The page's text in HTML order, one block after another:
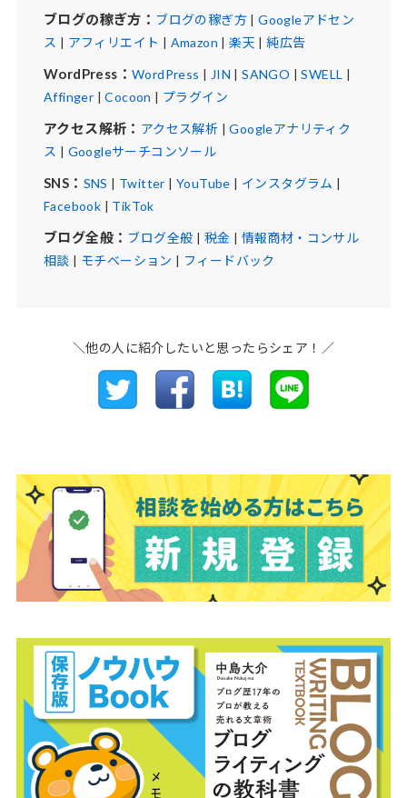
ブログの稼ぎ方： ブログの稼ぎ方|Googleアドセン
ス | アフィリエイト | Amazon |楽天 |純広告
WordPress： WordPress | JIN |SANGO |SWELL |
Affinger |Cocoon | プラグイン
アクセス解析： アクセス解析 |Googleアナリティク
ス | Googleサーチコンソール
SNS： SNS | Twitter | YouTube | インスタグラム |
Facebook | TikTok
ブログ全般： ブログ全般 | 税金 | 情報商材・コンサル
相談 | モチベーション | フィードバック
＼他の人に紹介したいと思ったらシェア！／